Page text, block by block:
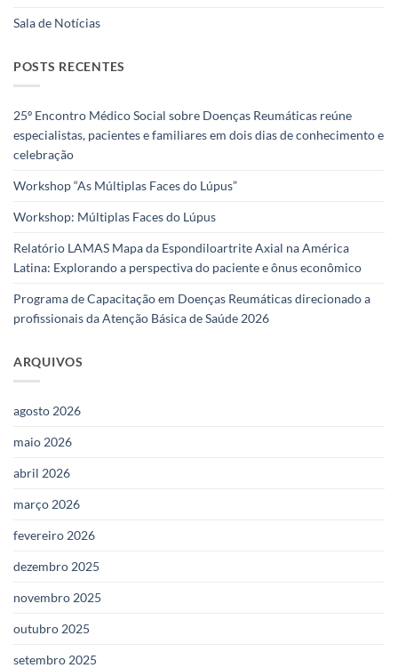
Sala de Notícias
POSTS RECENTES
25º Encontro Médico Social sobre Doenças Reumáticas reúne
especialistas, pacientes e familiares em dois dias de conhecimento e
celebração
Workshop “As Múltiplas Faces do Lúpus”
Workshop: Múltiplas Faces do Lúpus
Relatório LAMAS Mapa da Espondiloartrite Axial na América
Latina: Explorando a perspectiva do paciente e ônus econômico
Programa de Capacitação em Doenças Reumáticas direcionado a
profissionais da Atenção Básica de Saúde 2026
ARQUIVOS
agosto 2026
maio 2026
abril 2026
março 2026
fevereiro 2026
dezembro 2025
novembro 2025
outubro 2025
setembro 2025